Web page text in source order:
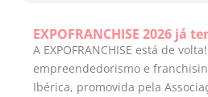
EXPOFRANCHISE 2026 já
A EXPOFRANCHISE está de
empreendedorismo e
Ibérica, promovida pela